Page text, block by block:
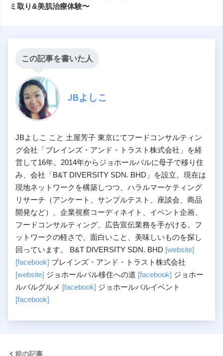
ミ取り&美肌治療体験〜
この記事を書いた人
JBよしこ
JBよしこ こと 土屋芳子 東京にてフードコンサルティン
グ会社「ブレインズ・アンド・トラスト株式会社」を経
営して16年。2014年からジョホールバルに母子で移り住
み、会社「B&T DIVERSITY SDN. BHD」を設立。現在は
現地ネットワークを構築しつつ、ハラルマーケティング
リサーチ（アンケート、サンプルテスト、座談会、商品
開発など）、企業視察コーディネイト、イベント企画、
フードコンサルティング、広告宣伝業務を手がける。フ
ットワークの軽さで、面白いこと、美味しいものを探し
回っています。 B&T DIVERSITY SDN. BHD [website]
[facebook] ブレインズ・アンド・トラスト株式会社
[website] ジョホールバル移住への道 [facebook] ジョホー
ルバルグルメ [facebook] ジョホールバルイベント
[facebook]
前の記事